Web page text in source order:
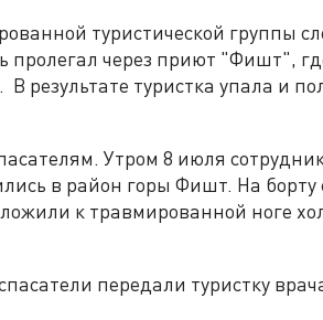
туристической группы
пролегал через приют "Фишт",
результате туристка упала и
Утром 8 июля
в район горы Фишт. На борту
к травмированной ноге
передали туристку